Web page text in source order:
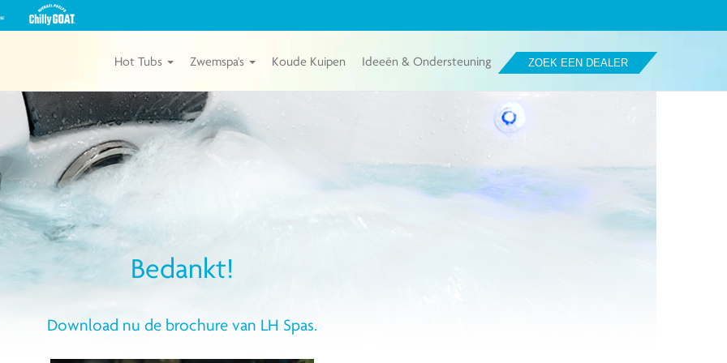
Bekijk
onze
Kuipen
van
Master
Spas
Hot Tubs Zwemspa's Koude Kuipen Ideeën & Ondersteuning ZOEK EEN DEALER
Bedankt!
Download nu de brochure van LH Spas.